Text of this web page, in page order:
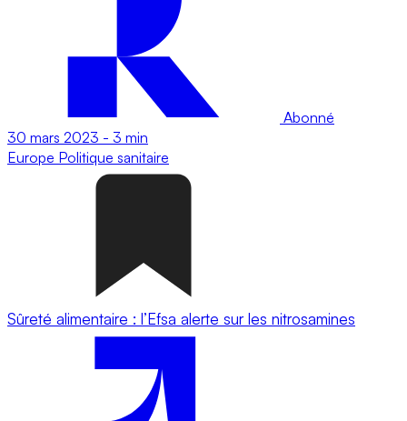
Abonné
30 mars 2023 - 3 min
Europe Politique sanitaire
Sûreté alimentaire : l’Efsa alerte sur les nitrosamines